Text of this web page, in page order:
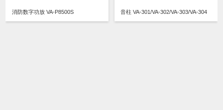
消防数字功放 VA-P8500S 音柱 VA-301/VA-302/VA-303/VA-304